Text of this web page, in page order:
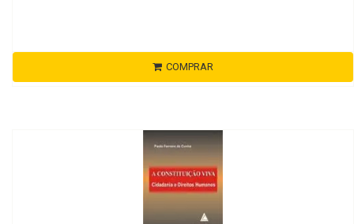
COMPRAR